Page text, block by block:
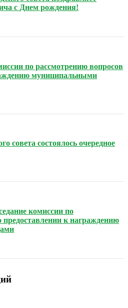
с Днем рождения!
по рассмотрению вопросов
муниципальными
совета состоялось очередное
комиссии по
предоставлении к награждению